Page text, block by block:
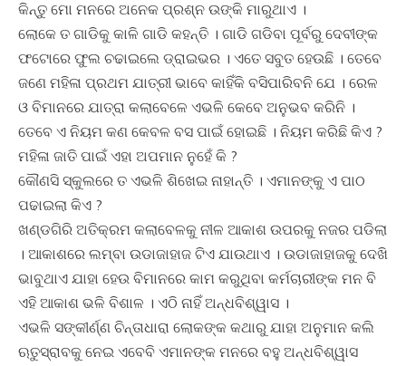
କିନ୍ତୁ ମୋ ମନରେ ଅନେକ ପ୍ରଶ୍ନ ଉଙ୍କି ମାରୁଥାଏ ।
ଲୋକେ ତ ଗାଡିକୁ କାଳି ଗାଡି କହନ୍ତି । ଗାଡି ଗଡିବା ପୂର୍ବରୁ ଦେବୀଙ୍କ
ଫଟୋରେ ଫୁଲ ଚଢାଇଲେ ଡ୍ରାଇଭର । ଏତେ ସବୁତ ହେଉଛି । ତେବେ
ଜଣେ ମହିଳା ପ୍ରଥମ ଯାତ୍ରୀ ଭାବେ କାହିଁକି ବସିପାରିବନି ଯେ । ରେଳ
ଓ ବିମାନରେ ଯାତ୍ରା କଲାବେଳେ ଏଭଳି କେବେ ଅନୁଭବ କରିନି ।
ତେବେ ଏ ନିୟମ କଣ କେବଳ ବସ ପାଇଁ ହୋଇଛି । ନିୟମ କରିଛି କିଏ ?
ମହିଳା ଜାତି ପାଇଁ ଏହା ଅପମାନ ନୁହେଁ କି ?
କୌଣସି ସ୍କୁଲରେ ତ ଏଭଳି ଶିଖେଇ ନାହାନ୍ତି । ଏମାନଙ୍କୁ ଏ ପାଠ
ପଢାଇଲା କିଏ ?
ଖଣ୍ଡଗିରି ଅତିକ୍ରମ କଲାବେଳକୁ ନୀଳ ଆକାଶ ଉପରକୁ ନଜର ପଡିଲା
। ଆକାଶରେ ଲମ୍ବା ଉଡାଜାହାଜ ଟିଏ ଯାଉଥାଏ । ଉଡାଜାହାଜକୁ ଦେଖି
ଭାବୁଥାଏ ଯାହା ହେଉ ବିମାନରେ କାମ କରୁଥିବା କର୍ମଚାରୀଙ୍କ ମନ ବି
ଏହି ଆକାଶ ଭଳି ବିଶାଳ । ଏଠି ନାହିଁ ଅନ୍ଧବିଶ୍ୱାସ ।
ଏଭଳି ସଙ୍କୀର୍ଣ୍ଣ ଚିନ୍ତାଧାରା ଲୋକଙ୍କ କଥାରୁ ଯାହା ଅନୁମାନ କଲି
ଋତୁସ୍ରାବକୁ ନେଇ ଏବେବି ଏମାନଙ୍କ ମନରେ ବହୁ ଅନ୍ଧବିଶ୍ୱାସ